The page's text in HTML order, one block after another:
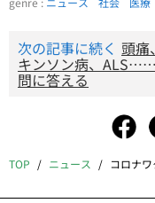
次の記事に続く 頭痛
キンソン病、
問に答える
TOP ニュース コロナワク